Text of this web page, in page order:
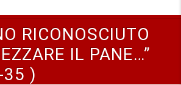
RICONOSCIUTO
IL PANE…”
35 )